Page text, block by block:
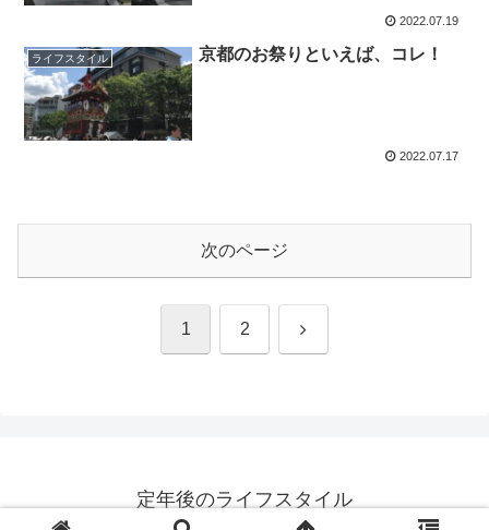
2022.07.19
ライフスタイル 京都のお祭りといえば、コレ！
2022.07.17
次のページ
1 2 次
定年後のライフスタイル